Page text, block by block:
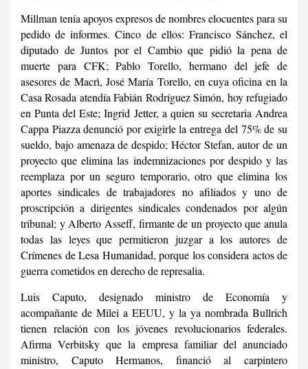
Millman tenía apoyos expresos de nombres elocuentes para su
pedido de informes. Cinco de ellos: Francisco Sánchez, el
diputado de Juntos por el Cambio que pidió la pena de
muerte para CFK; Pablo Torello, hermano del jefe de
asesores de Macrì, José María Torello, en cuya oficina en la
Casa Rosada atendía Fabián Rodríguez Simón, hoy refugiado
en Punta del Este; Ingrid Jetter, a quien su secretaria Andrea
Cappa Piazza denunció por exigirle la entrega del 75% de su
sueldo, bajo amenaza de despido; Héctor Stefan, autor de un
proyecto que elimina las indemnizaciones por despido y las
reemplaza por un seguro temporario, otro que elimina los
aportes sindicales de trabajadores no afiliados y uno de
proscripción a dirigentes sindicales condenados por algún
tribunal; y Alberto Asseff, firmante de un proyecto que anula
todas las leyes que permitieron juzgar a los autores de
Crímenes de Lesa Humanidad, porque los considera actos de
guerra cometidos en derecho de represalia.
Luis Caputo, designado ministro de Economía y
acompañante de Milei a EEUU, y la ya nombrada Bullrich
tienen relación con los jóvenes revolucionarios federales.
Afirma Verbitsky que la empresa familiar del anunciado
ministro, Caputo Hermanos, financió al carpintero